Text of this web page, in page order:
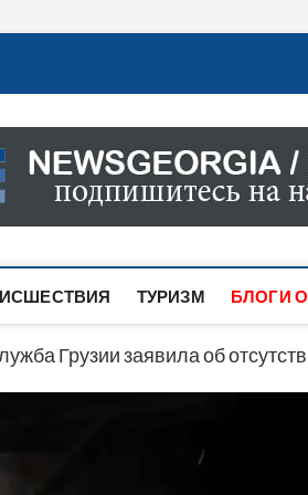
ИНФОРМАЦИЯ О СОБЫТИЯХ
НОВОСТИ ПОЛИТИКИ,
ТУРИЗМ БЛОГИ
Грузии заявила об